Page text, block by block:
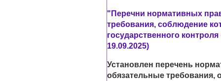
"Перечни нормативных
требования, соблюдение
государственного
19.09.2025)
Установлен перечень
обязательные требования,